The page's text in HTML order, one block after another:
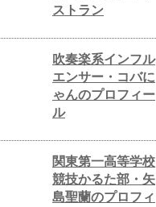
ストラン
吹奏楽系インフル
エンサー・コバに
ゃんのプロフィー
ル
関東第一高等学校
競技かるた部・矢
島聖蘭のプロフィ